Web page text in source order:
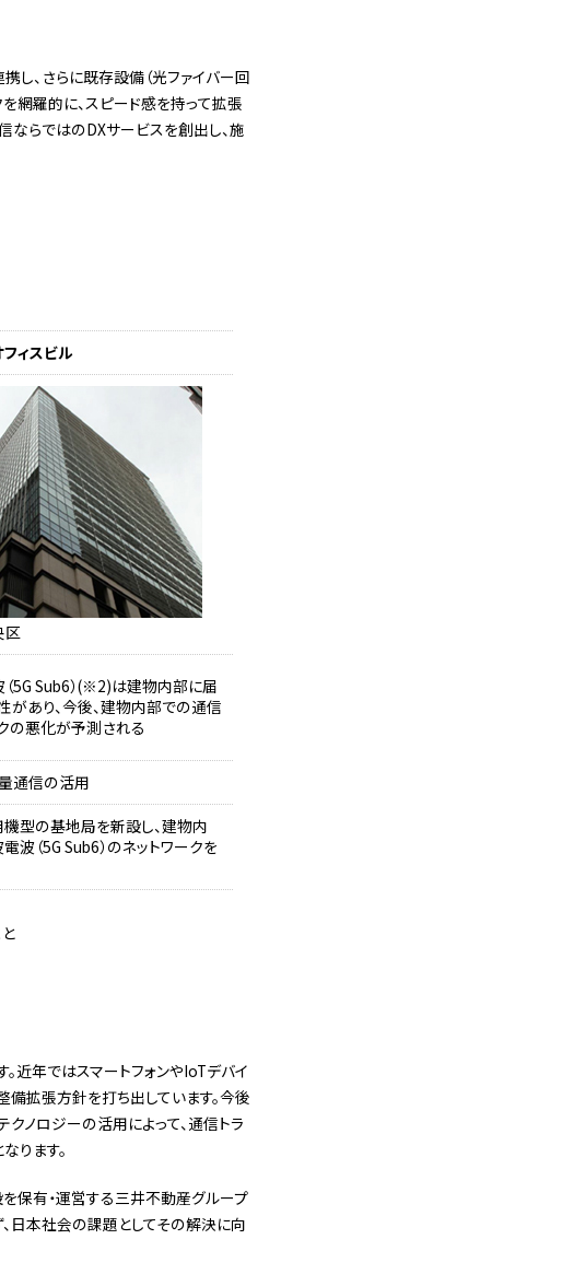
し、さらに既存設備（光ファイバー回
網羅的に、スピード感を持って拡張
ならではのDXサービスを創出し、施
ィスビル
区
5G Sub6）(※2)は建物内部に届
があり、今後、建物内部での通信
の悪化が予測される
通信の活用
型の基地局を新設し、建物内
波（5G Sub6）のネットワークを
近年ではスマートフォンやIoTデバイ
備拡張方針を打ち出しています。今後
クノロジーの活用によって、通信トラ
ります。
を保有・運営する三井不動産グループ
日本社会の課題としてその解決に向